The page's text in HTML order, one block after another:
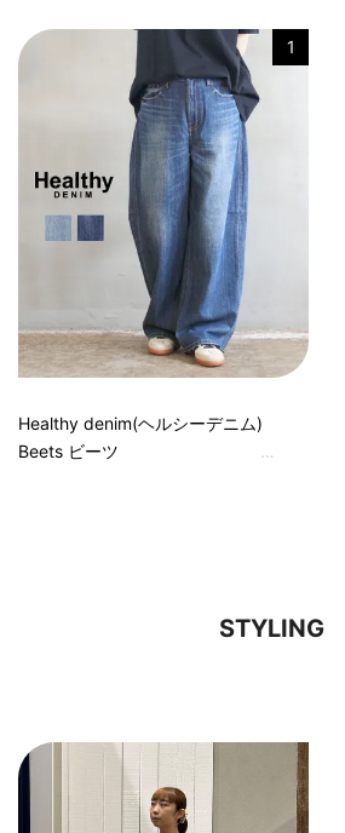
1
Healthy denim(ヘルシーデニム)
Beets ビーツ
STYLING